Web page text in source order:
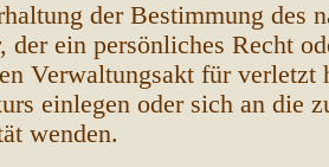
der Bestimmung des
der ein persönliches Recht
Verwaltungsakt für verletzt
einlegen oder sich an die
wenden.